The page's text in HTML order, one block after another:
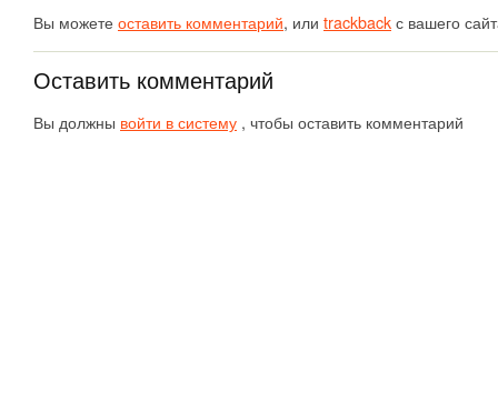
Вы можете оставить комментарий, или trackback с вашего
Оставить комментарий
Вы должны войти в систему , чтобы оставить комментарий